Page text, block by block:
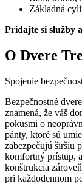
Základná
Pridajte si služby
O Dvere
Spojenie
Bezpečnostné
znamená, že váš
pokusmi o
pánty, ktoré sú
zabezpečujú širšiu
komfortný prístup,
konštrukcia
pri každodennom